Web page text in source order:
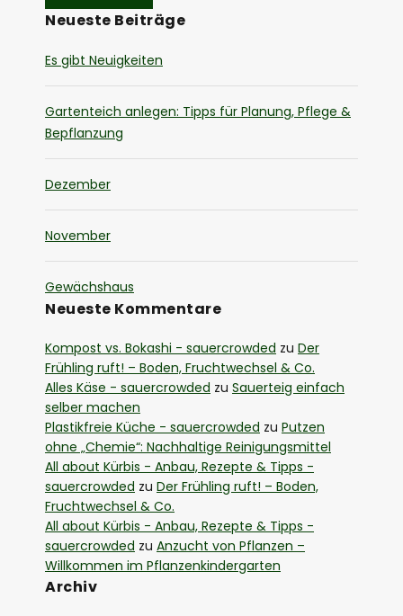
Neueste Beiträge
Es gibt Neuigkeiten
Gartenteich anlegen: Tipps für Planung, Pflege &
Bepflanzung
Dezember
November
Gewächshaus
Neueste Kommentare
Kompost vs. Bokashi - sauercrowded zu Der
Frühling ruft! – Boden, Fruchtwechsel & Co.
Alles Käse - sauercrowded zu Sauerteig einfach
selber machen
Plastikfreie Küche - sauercrowded zu Putzen
ohne „Chemie“: Nachhaltige Reinigungsmittel
All about Kürbis - Anbau, Rezepte & Tipps -
sauercrowded zu Der Frühling ruft! – Boden,
Fruchtwechsel & Co.
All about Kürbis - Anbau, Rezepte & Tipps -
sauercrowded zu Anzucht von Pflanzen –
Willkommen im Pflanzenkindergarten
Archiv